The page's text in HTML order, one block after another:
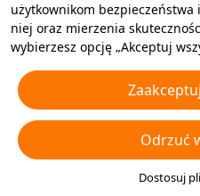
użytkownikom
niej oraz mierzenia
wybierzesz opcję „Akceptuj
oraz podobnych technologii na
reklamowych. Możesz także
aby odrzucić wszystkie
plików cookie, które chcesz
klikając opcję „Dostosuj pliki
chwili w ustawieniach
Odrzuć
Dostosuj